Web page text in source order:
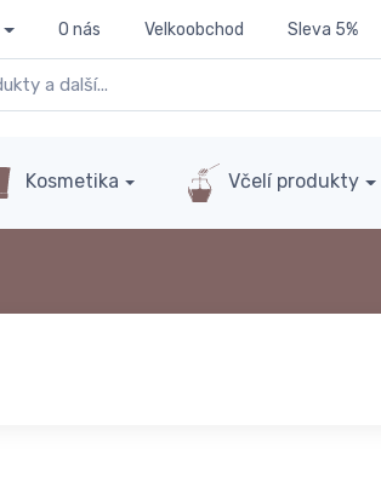
O nás Velkoobchod Sleva 5%
Kosmetika Včelí produkty